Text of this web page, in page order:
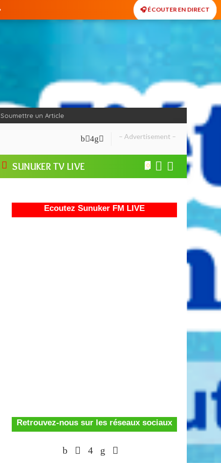
🎧 ÉCOUTER EN DIRECT
Soumettre un Article
– Advertisement –
SUNUKER TV LIVE 0
Ecoutez Sunuker FM LIVE
Retrouvez-nous sur les réseaux sociaux